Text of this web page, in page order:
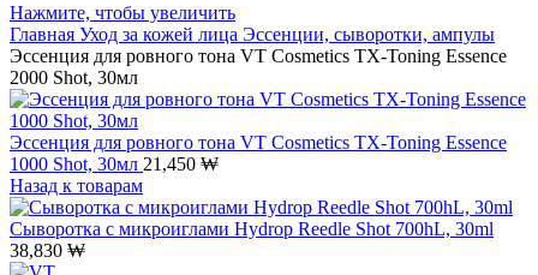
Нажмите, чтобы увеличить
Главная Уход за кожей лица Эссенции, сыворотки, ампулы
Эссенция для ровного тона VT Cosmetics TX-Toning Essence
2000 Shot, 30мл
Эссенция для ровного тона VT Cosmetics TX-Toning Essence
1000 Shot, 30мл 21,450 ₩
Назад к товарам
Cыворотка с микроиглами Hydrop Reedle Shot 700hL, 30ml
38,830 ₩